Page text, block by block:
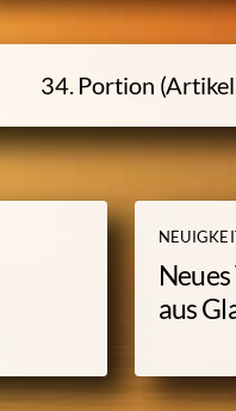
34. Portion
aus